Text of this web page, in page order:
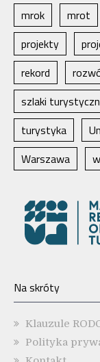
mrok
mrot
projekty
rekord
szlaki
turystyka
Warszawa
Na skróty
Klauzule
Polityka